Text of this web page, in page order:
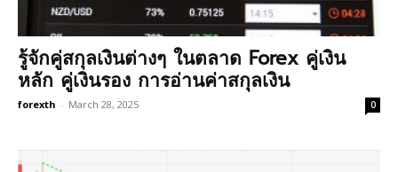
รู้จักคู่สกุลเงินต่างๆ ในตลาด Forex คู่เงิน
หลัก คู่เงินรอง การอ่านค่าสกุลเงิน
forexth - March 28, 2025 0